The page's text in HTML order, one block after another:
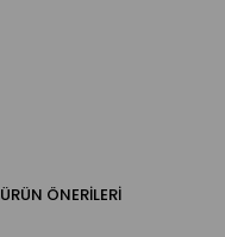
ÜRÜN ÖNERILERI